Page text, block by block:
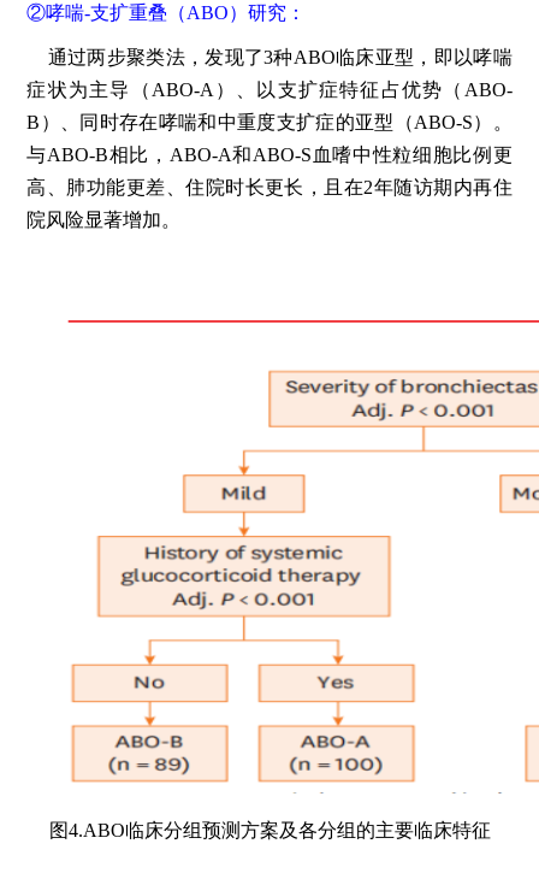
②哮喘-支扩重叠（ABO）研究：
通过两步聚类法，发现了3种ABO临床亚型，即以哮喘
症状为主导（ABO-A）、以支扩症特征占优势（ABO-
B）、同时存在哮喘和中重度支扩症的亚型（ABO-S）。
与ABO-B相比，ABO-A和ABO-S血嗜中性粒细胞比例更
高、肺功能更差、住院时长更长，且在2年随访期内再住
院风险显著增加。
图4.ABO临床分组预测方案及各分组的主要临床特征